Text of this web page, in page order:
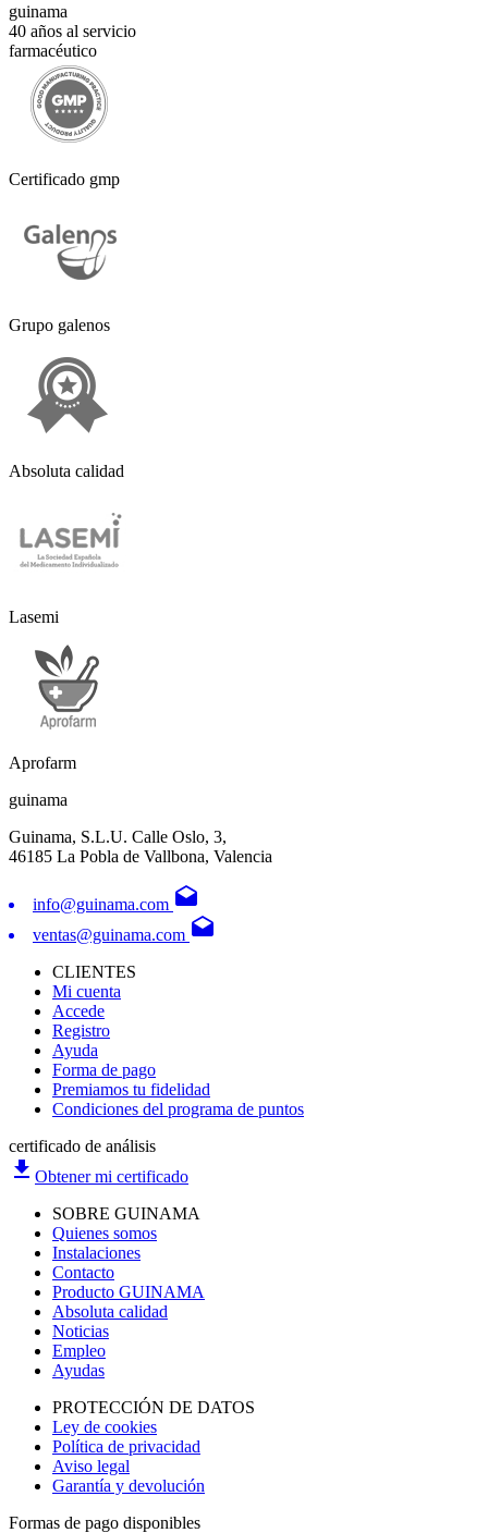
guinama
40 años al servicio
farmacéutico
Certificado gmp
Grupo galenos
Absoluta calidad
Lasemi
Aprofarm
guinama
Guinama, S.L.U. Calle Oslo, 3,
46185 La Pobla de Vallbona, Valencia
info@guinama.com drafts
ventas@guinama.com drafts
CLIENTES
Mi cuenta
Accede
Registro
Ayuda
Forma de pago
Premiamos tu fidelidad
Condiciones del programa de puntos
certificado de análisis
file_download Obtener mi certificado
SOBRE GUINAMA
Quienes somos
Instalaciones
Contacto
Producto GUINAMA
Absoluta calidad
Noticias
Empleo
Ayudas
PROTECCIÓN DE DATOS
Ley de cookies
Política de privacidad
Aviso legal
Garantía y devolución
Formas de pago disponibles